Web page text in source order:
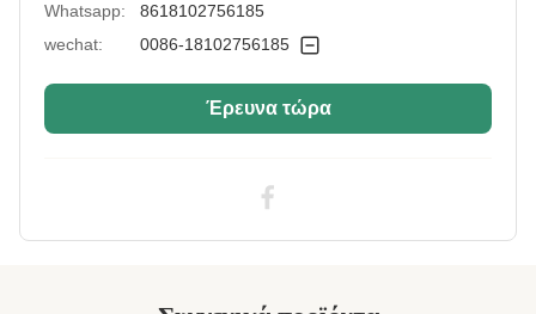
Color: Λευκό
Κοίλη ίνα
υφασμένα υφάσματα
Industry Standard:Πιστοποιημένο από την
Whatsapp:
8618102756185
wechat:
0086-18102756185
Έρευνα τώρα